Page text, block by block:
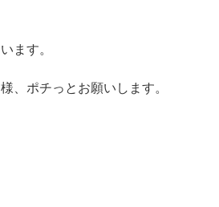
ます。
、ポチっとお願いします。